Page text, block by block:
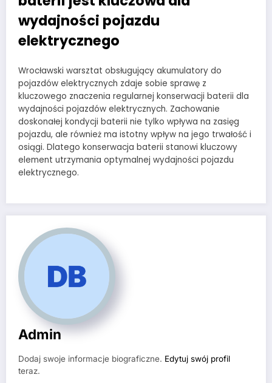
wydajności pojazdu
elektrycznego
Wrocławski warsztat obsługujący akumulatory do
pojazdów elektrycznych zdaje sobie sprawę z
kluczowego znaczenia regularnej konserwacji baterii dla
wydajności pojazdów elektrycznych. Zachowanie
doskonałej kondycji baterii nie tylko wpływa na zasięg
pojazdu, ale również ma istotny wpływ na jego trwałość i
osiągi. Dlatego konserwacja baterii stanowi kluczowy
element utrzymania optymalnej wydajności pojazdu
elektrycznego.
Admin
Dodaj swoje informacje biograficzne. Edytuj swój profil
teraz.